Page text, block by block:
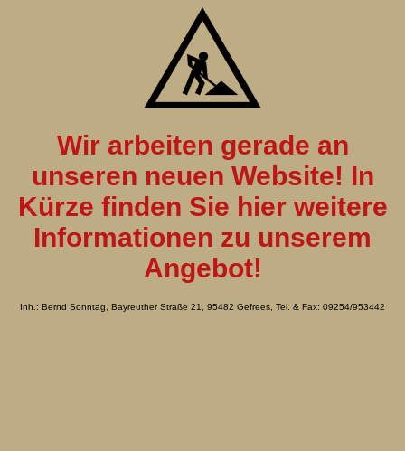
Wir arbeiten gerade an
unseren neuen Website! In
Kürze finden Sie hier weitere
Informationen zu unserem
Angebot!
Inh.: Bernd Sonntag, Bayreuther Straße 21, 95482 Gefrees, Tel. & Fax: 09254/953442